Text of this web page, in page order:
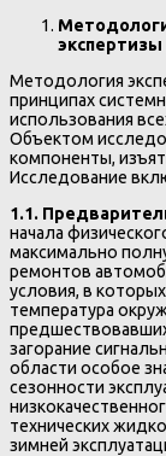
Методология
принципах
использования
Объектом
компоненты,
Исследование
1.1.
начала
максимально
ремонтов
условия, в
температура
загорание
области особое
сезонности
технических
зимней